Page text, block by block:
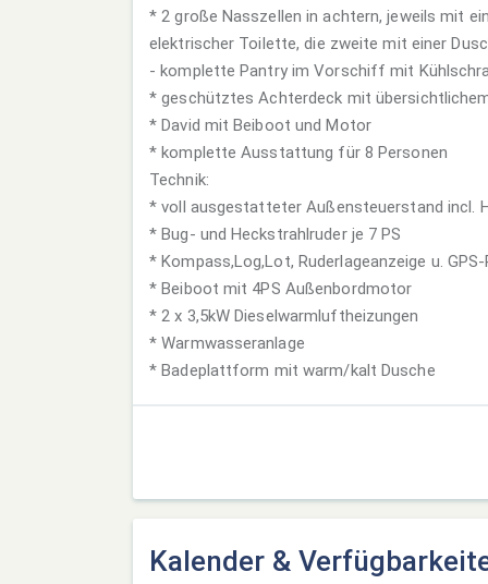
* 2 große Nasszellen in achtern, jeweils mit
elektrischer Toilette, die zweite mit einer
- komplette Pantry im Vorschiff mit
* geschütztes Achterdeck mit
* David mit Beiboot und Motor
* komplette Ausstattung für 8 Personen
Technik:
* voll ausgestatteter Außensteuerstand incl.
* Bug- und Heckstrahlruder je 7 PS
* Kompass,Log,Lot, Ruderlageanzeige u.
* Beiboot mit 4PS Außenbordmotor
* 2 x 3,5kW Dieselwarmluftheizungen
* Warmwasseranlage
* Badeplattform mit warm/kalt Dusche
Kalender &